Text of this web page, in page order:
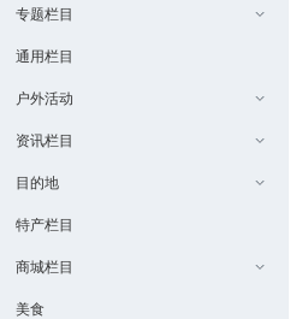
专题栏目
通用栏目
户外活动
资讯栏目
目的地
特产栏目
商城栏目
美食